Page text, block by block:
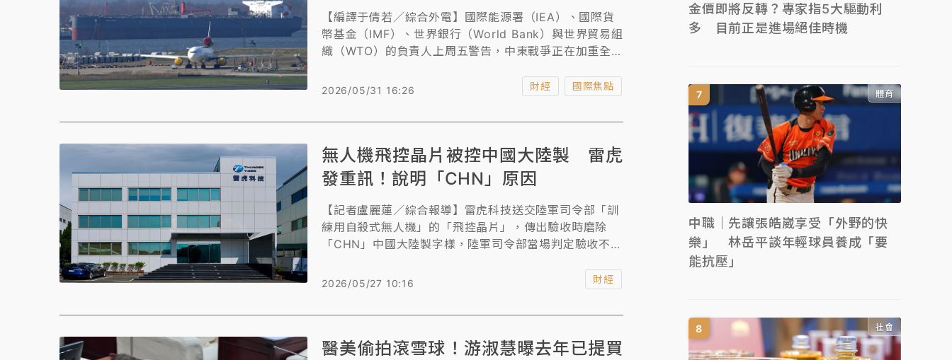
【編譯于倩若／綜合外電】國際能源署（IEA）、國際貨
幣基金（IMF）、世界銀行（World Bank）與世界貿易組
織（WTO）的負責人上周五警告，中東戰爭正在加重全球
2026/05/31 16:26 財經 國際焦點
無人機飛控晶片被控中國大陸製 雷虎
發重訊！說明「CHN」原因
【記者盧麗蓮／綜合報導】雷虎科技送交陸軍司令部「訓
練用自殺式無人機」的「飛控晶片」，傳出驗收時磨除
「CHN」中國大陸製字樣，陸軍司令部當場判定驗收不合
「CHN」字樣，為該晶片之地區性封裝標示，國防資安符
2026/05/27 10:16 財經
醫美偷拍滾雪球！游淑慧曝去年已提買
金價即將反轉？專家指5大驅動利
多 目前正是進場絕佳時機
體育
中職｜先讓張皓崴享受「外野的快
樂」 林岳平談年輕球員養成「要
能抗壓」
社會